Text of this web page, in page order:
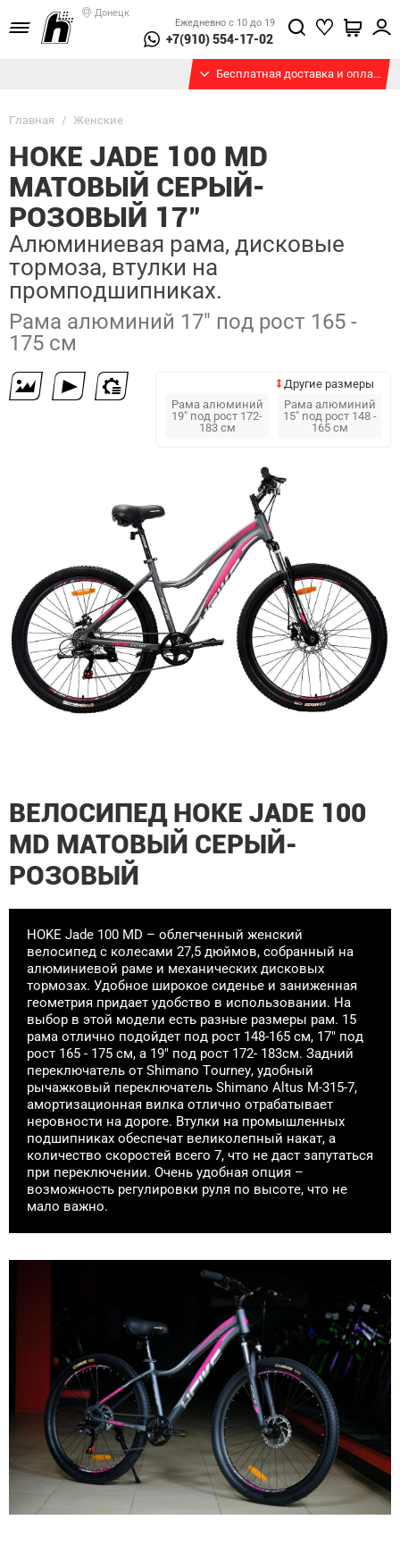
Донецк
Ежедневно с 10 до 19
+7(910) 554-17-02
Бесплатная доставка и оплата при получении
Главная / Женские
HOKE JADE 100 MD
МАТОВЫЙ СЕРЫЙ-
РОЗОВЫЙ 17"
Алюминиевая рама, дисковые
тормоза, втулки на
промподшипниках.
Рама алюминий 17" под рост 165 -
175 см
Другие размеры
Рама алюминий
15" под рост 148 -
165 см
Рама алюминий
19" под рост 172-
183 см
ВЕЛОСИПЕД HOKE JADE 100
MD МАТОВЫЙ СЕРЫЙ-
РОЗОВЫЙ
HOKE Jade 100 MD – облегченный женский
велосипед с колесами 27,5 дюймов, собранный на
алюминиевой раме и механических дисковых
тормозах. Удобное широкое сиденье и заниженная
геометрия придает удобство в использовании. На
выбор в этой модели есть разные размеры рам. 15
рама отлично подойдет под рост 148-165 см, 17" под
рост 165 - 175 см, а 19" под рост 172- 183см. Задний
переключатель от Shimano Tourney, удобный
рычажковый переключатель Shimano Altus M-315-7,
амортизационная вилка отлично отрабатывает
неровности на дороге. Втулки на промышленных
подшипниках обеспечат великолепный накат, а
количество скоростей всего 7, что не даст запутаться
при переключении. Очень удобная опция –
возможность регулировки руля по высоте, что не
мало важно.